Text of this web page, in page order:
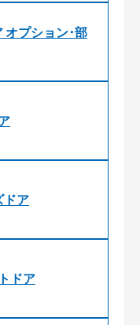
プション･部
ア
ドア